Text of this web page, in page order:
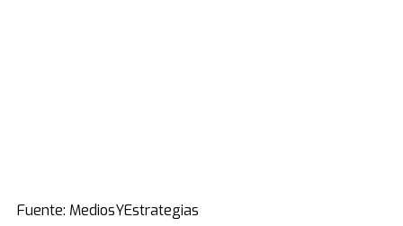
Fuente: MediosYEstrategias